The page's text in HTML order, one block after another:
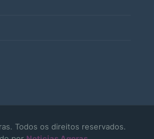
Todos os direitos reservados.